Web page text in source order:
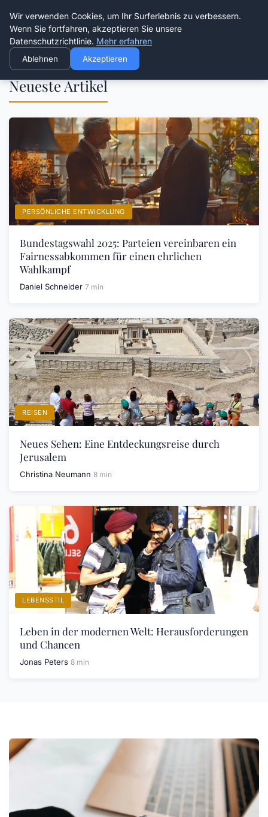
Die Schnitter
Neueste Artikel
PERSÖNLICHE ENTWICKLUNG
Bundestagswahl 2025: Parteien vereinbaren ein
Fairnessabkommen für einen ehrlichen
Wahlkampf
Daniel Schneider 7 min
REISEN
Neues Sehen: Eine Entdeckungsreise durch
Jerusalem
Christina Neumann 8 min
LEBENSSTIL
Leben in der modernen Welt: Herausforderungen
und Chancen
Jonas Peters 8 min
Wir verwenden Cookies, um Ihr Surferlebnis zu verbessern.
Wenn Sie fortfahren, akzeptieren Sie unsere
Datenschutzrichtlinie. Mehr erfahren
Ablehnen Akzeptieren